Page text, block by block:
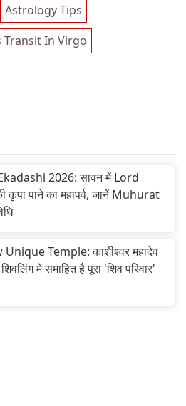
Astrology Tips
Transit In Virgo
2026: सावन में Lord
कृपा पाने का महापर्व, जानें Muhurat
Temple: काशीश्वर महादेव
में समाहित है पूरा 'शिव परिवार'